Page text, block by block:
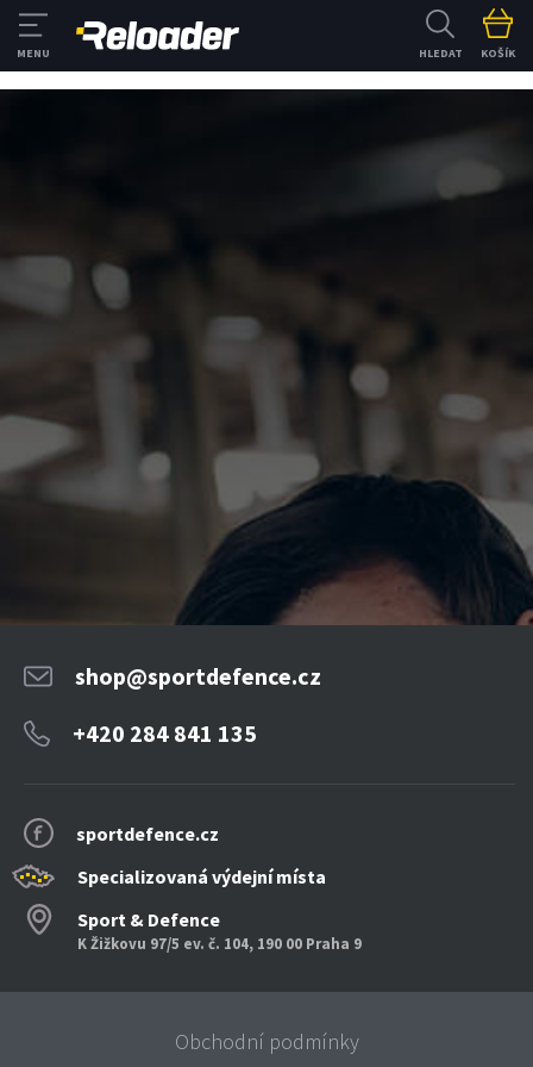
HLEDAT KOŠÍK
sportdefence.cz
Specializovaná výdejní místa
Sport & Defence
K Žižkovu 97/5 ev. č. 104, 190 00 Praha 9
shop@sportdefence.cz
+420 284 841 135
Obchodní podmínky